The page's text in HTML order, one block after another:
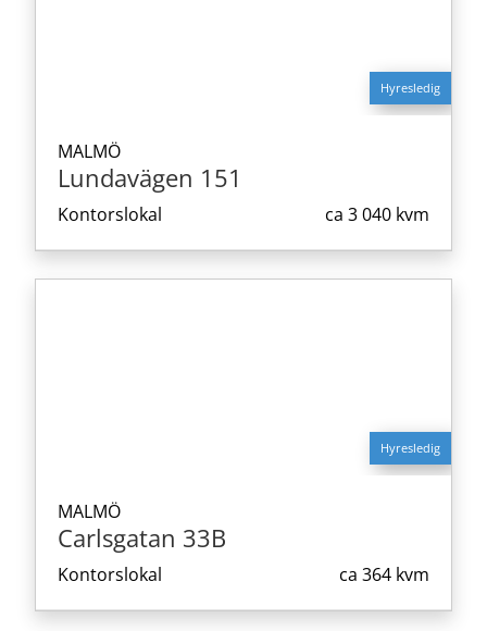
Hyresledig
MALMÖ
Lundavägen 151
Kontorslokal ca 3 040 kvm
Hyresledig
MALMÖ
Carlsgatan 33B
Kontorslokal ca 364 kvm